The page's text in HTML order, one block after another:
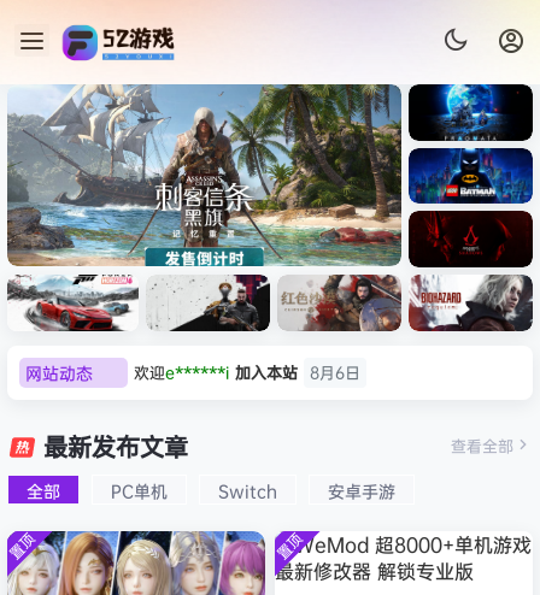
虚拟机版/Assassin’s Creed
HYPERVISOR》免安装中文
版
《识质存
在/PRAG
MATA》
免安装中
文版
《乐高蝙
蝠侠：黑
暗骑士之
Dark
Creed
拟机
速：地平
线
6（Forza
Horizon
6）免安装
中文版
心/Atomi
c
Heart》
文版
n Desert
HYPERVI
SOR）免
安装中文
版
9：安魂
Requiem
）免安装
中文版
网站动态 欢迎e******i 加入本站 8月6日
欢迎 普洱
欢迎0**3
欢迎c***s 加入本站
8月6日
欢迎j***j 加入本站
8月6日
欢迎1******4 加入本站
8月5日
最新发布文章
全部 PC单机 Switch 安卓手游
查看全部
置顶 置顶